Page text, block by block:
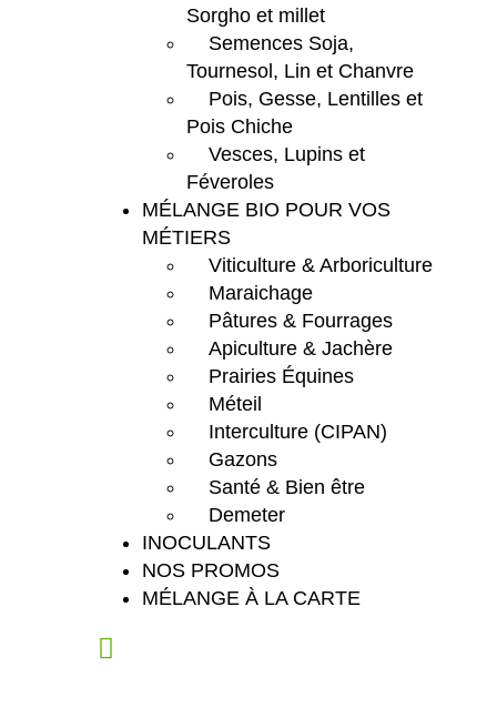
Sorgho et millet
Semences Soja,
Tournesol, Lin et Chanvre
Pois, Gesse, Lentilles et
Pois Chiche
Vesces, Lupins et
Féveroles
MÉLANGE BIO POUR VOS
MÉTIERS
Viticulture & Arboriculture
Maraichage
Pâtures & Fourrages
Apiculture & Jachère
Prairies Équines
Méteil
Interculture (CIPAN)
Gazons
Santé & Bien être
Demeter
INOCULANTS
NOS PROMOS
MÉLANGE À LA CARTE